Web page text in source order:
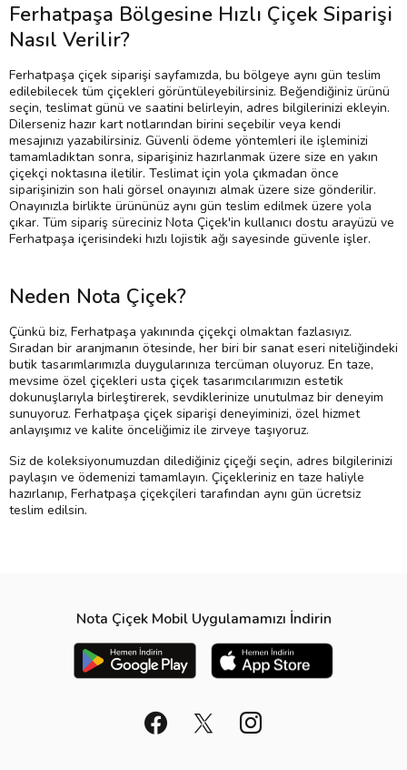
Ferhatpaşa Bölgesine Hızlı Çiçek Siparişi
Nasıl Verilir?
Ferhatpaşa çiçek siparişi sayfamızda, bu bölgeye aynı gün teslim
edilebilecek tüm çiçekleri görüntüleyebilirsiniz. Beğendiğiniz ürünü
seçin, teslimat günü ve saatini belirleyin, adres bilgilerinizi ekleyin.
Dilerseniz hazır kart notlarından birini seçebilir veya kendi
mesajınızı yazabilirsiniz. Güvenli ödeme yöntemleri ile işleminizi
tamamladıktan sonra, siparişiniz hazırlanmak üzere size en yakın
çiçekçi noktasına iletilir. Teslimat için yola çıkmadan önce
siparişinizin son hali görsel onayınızı almak üzere size gönderilir.
Onayınızla birlikte ürününüz aynı gün teslim edilmek üzere yola
çıkar. Tüm sipariş süreciniz Nota Çiçek'in kullanıcı dostu arayüzü ve
Ferhatpaşa içerisindeki hızlı lojistik ağı sayesinde güvenle işler.
Neden Nota Çiçek?
Çünkü biz, Ferhatpaşa yakınında çiçekçi olmaktan fazlasıyız.
Sıradan bir aranjmanın ötesinde, her biri bir sanat eseri niteliğindeki
butik tasarımlarımızla duygularınıza tercüman oluyoruz. En taze,
mevsime özel çiçekleri usta çiçek tasarımcılarımızın estetik
dokunuşlarıyla birleştirerek, sevdiklerinize unutulmaz bir deneyim
sunuyoruz. Ferhatpaşa çiçek siparişi deneyiminizi, özel hizmet
anlayışımız ve kalite önceliğimiz ile zirveye taşıyoruz.
Siz de koleksiyonumuzdan dilediğiniz çiçeği seçin, adres bilgilerinizi
paylaşın ve ödemenizi tamamlayın. Çiçekleriniz en taze haliyle
hazırlanıp, Ferhatpaşa çiçekçileri tarafından aynı gün ücretsiz
teslim edilsin.
Nota Çiçek Mobil Uygulamamızı İndirin